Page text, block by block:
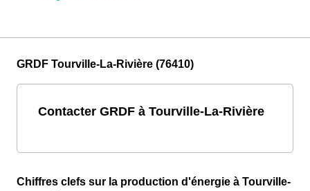
GRDF Tourville-La-Rivière (76410)
Contacter GRDF à Tourville-La-Rivière
Chiffres clefs sur la production d'énergie à Tourville-